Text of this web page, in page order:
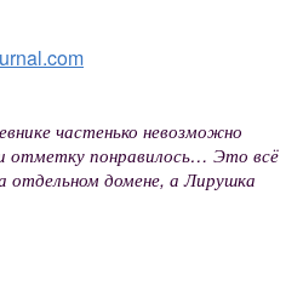
частенько невозможно
отметку понравилось… Это всё
отдельном домене, а Лирушка